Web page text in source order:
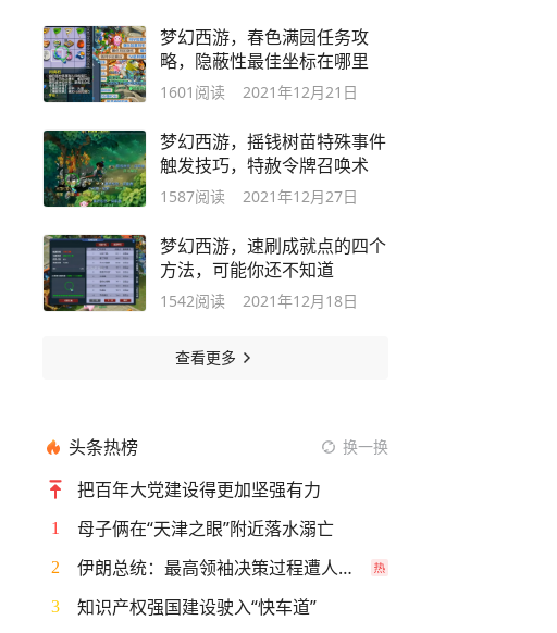
梦幻西游，春色满园任务攻
略，隐蔽性最佳坐标在哪里
1601 阅读 2021年12月21日
梦幻西游，摇钱树苗特殊事件
触发技巧，特赦令牌召唤术
1587阅读 2021年12月27日
梦幻西游，速刷成就点的四个
方法，可能你还不知道
1542阅读 2021年12月18日
查看更多
头条热榜 换一换
把百年大党建设得更加坚强有力
1 母子俩在“天津之眼”附近落水溺亡
2 伊朗总统：最高领袖决策过程遭人利用
3 知识产权强国建设驶入“快车道”